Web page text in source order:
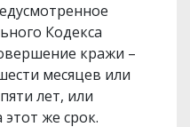
Кодекса
кражи –
месяцев или
лет, или
же срок.